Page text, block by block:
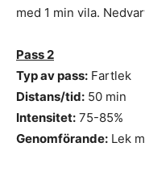
med 1 min vila.
Pass 2
Typ av pass: Fartlek
Distans/tid: 50 min
Intensitet: 75-85%
Genomförande: Lek